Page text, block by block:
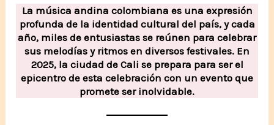
La música andina colombiana es una expresión
profunda de la identidad cultural del país, y cada
año, miles de entusiastas se reúnen para celebrar
sus melodías y ritmos en diversos festivales. En
2025, la ciudad de Cali se prepara para ser el
epicentro de esta celebración con un evento que
promete ser inolvidable.